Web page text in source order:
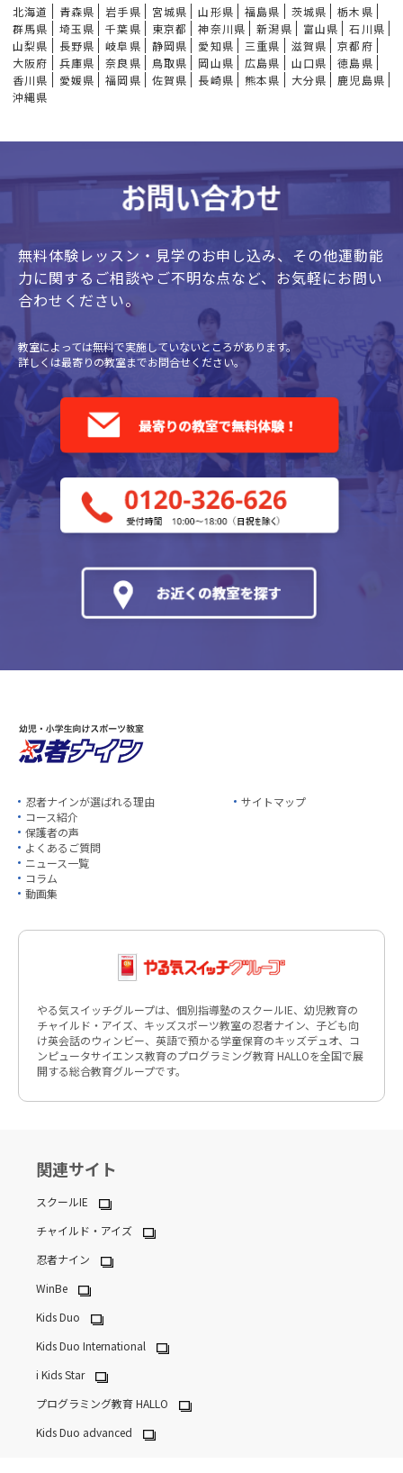
北海道
青森県 岩手県 宮城県 山形県 福島県 茨城県
栃木県
群馬県
埼玉県 千葉県 東京都 神奈川県 新潟県 富山県
石川県
山梨県
長野県 岐阜県 静岡県 愛知県 三重県 滋賀県
京都府
大阪府
兵庫県 奈良県 鳥取県 岡山県 広島県 山口県
徳島県
香川県
愛媛県 福岡県 佐賀県 長崎県 熊本県 大分県
鹿児島県
沖縄県
無料体験レッスン・見学のお申し込み、 その他運動能
力に関するご相談やご不明な点など、 お気軽にお問い
合わせください。
教室によっては無料で実施していないところがあります。
詳しくは最寄りの教室までお問合せください。
忍者ナインが選ばれる理由
コース紹介
保護者の声
よくあるご質問
ニュース一覧
コラム
動画集
サイトマップ
やる気スイッチグループは、個別指導塾のスクールIE、幼児教育の
チャイルド・アイズ、キッズスポーツ教室の忍者ナイン、子ども向
け英会話のウィンビー、英語で預かる学童保育のキッズデュオ、コ
ンピュータサイエンス教育のプログラミング教育 HALLOを全国で展
開する総合教育グループです。
関連サイト
スクールIE
チャイルド・アイズ
忍者ナイン
WinBe
Kids Duo
Kids Duo International
i Kids Star
プログラミング教育 HALLO
Kids Duo advanced